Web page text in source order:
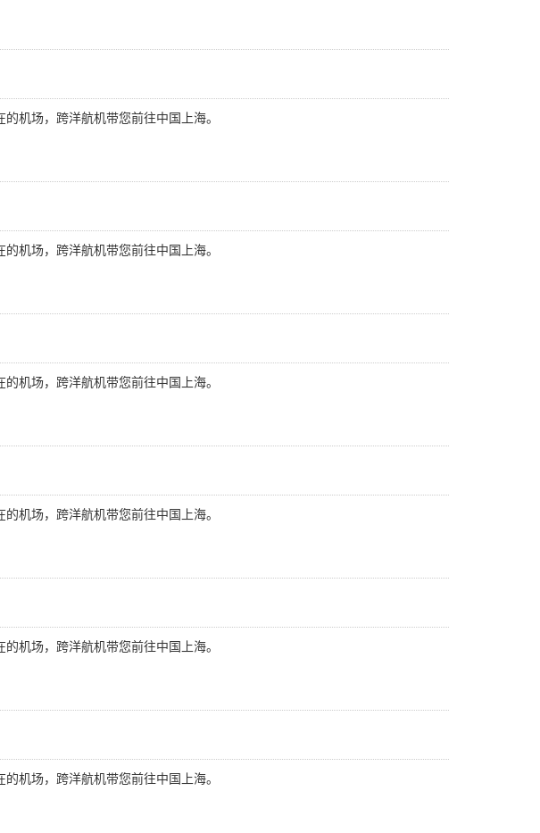
机场，跨洋航机带您前往中国上海。
机场，跨洋航机带您前往中国上海。
机场，跨洋航机带您前往中国上海。
机场，跨洋航机带您前往中国上海。
机场，跨洋航机带您前往中国上海。
机场，跨洋航机带您前往中国上海。